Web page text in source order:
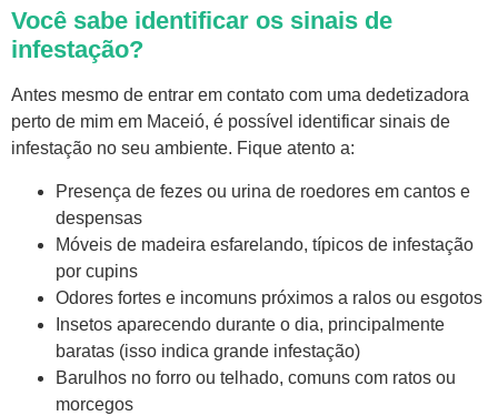
Você sabe identificar os sinais de
infestação?
Antes mesmo de entrar em contato com uma dedetizadora
perto de mim em Maceió, é possível identificar sinais de
infestação no seu ambiente. Fique atento a:
Presença de fezes ou urina de roedores em cantos e
despensas
Móveis de madeira esfarelando, típicos de infestação
por cupins
Odores fortes e incomuns próximos a ralos ou esgotos
Insetos aparecendo durante o dia, principalmente
baratas (isso indica grande infestação)
Barulhos no forro ou telhado, comuns com ratos ou
morcegos